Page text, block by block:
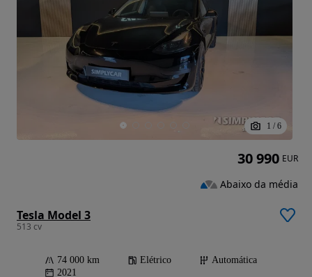
1 / 6
Tesla Model 3
513 cv
74 000 km Elétrico
Automática
2021
30 990 EUR
Abaixo da média